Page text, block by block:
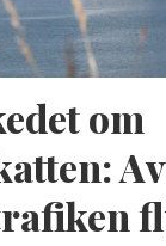
om